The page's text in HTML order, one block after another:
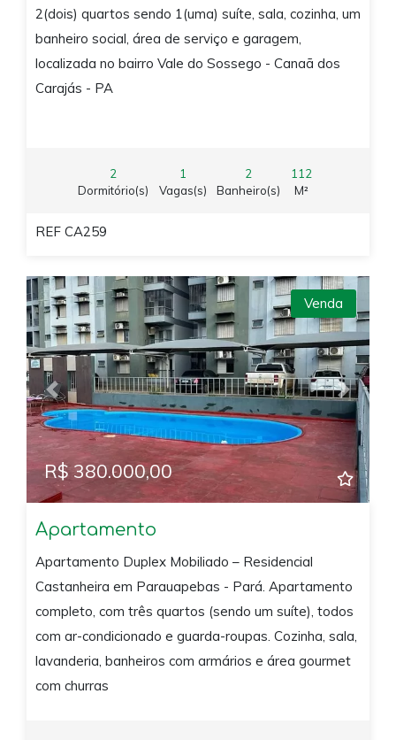
2(dois) quartos sendo 1(uma) suíte, sala, cozinha, um
banheiro social, área de serviço e garagem,
localizada no bairro Vale do Sossego - Canaã dos
Carajás - PA
2
Dormitório(s)
1
Vagas(s)
2
Banheiro(s)
112
M²
REF CA259
Previous Next
Venda
R$ 380.000,00
Apartamento
Apartamento Duplex Mobiliado – Residencial
Castanheira em Parauapebas - Pará. Apartamento
completo, com três quartos (sendo um suíte), todos
com ar-condicionado e guarda-roupas. Cozinha, sala,
lavanderia, banheiros com armários e área gourmet
com churras